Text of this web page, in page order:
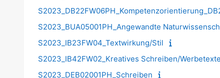
S2023_BUA05001PH_Angewandte
S2023_IB23FW04_Textwirkung/Stil
S2023_IB42FW02_Kreatives Schreiben/
S2023_DEB02001PH_Schreiben